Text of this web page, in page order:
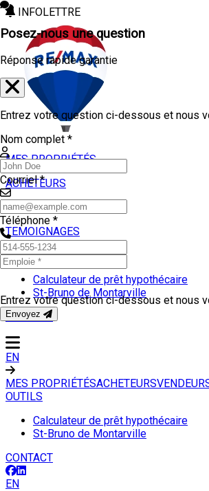
INFOLETTRE
MES PROPRIÉTÉS
ACHETEURS
VENDEURS
TEMOIGNAGES
OUTILS
Calculateur de prêt hypothécaire
St-Bruno de Montarville
CONTACT
EN
MES PROPRIÉTÉSACHETEURS
OUTILS
Calculateur de prêt hypothécaire
St-Bruno de Montarville
CONTACT
EN
Posez-nous une question
Réponse rapide garantie
Entrez votre question ci-dessous et nous
Nom complet *
Courriel *
Téléphone *
Entrez votre question ci-dessous et nous
Envoyez